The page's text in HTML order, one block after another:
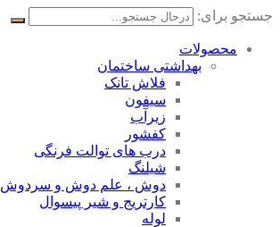
جستجو برای:
محصولات
بهداشتی ساختمان
فلاش تانک
سیفون
زیرآب
کفشور
درب های توالت فرنگی
شیلنگ
دوش ، علم دوش و سردوش
کارتریج و شیر پیسوال
لوله